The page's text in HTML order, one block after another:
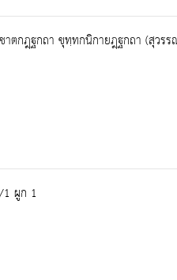
กฎฺฐกถา ขุทฺทกนิกายฎฺฐกถา (สุวร
ผูก 1